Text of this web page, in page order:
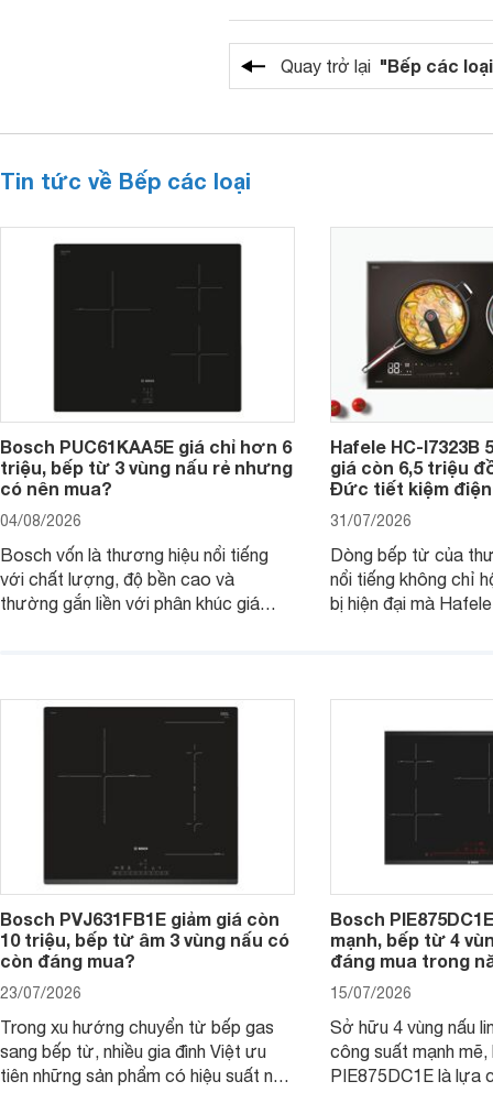
Quay trở lại "Bếp các
Tin tức về Bếp các loại
Bosch PUC61KAA5E giá chỉ hơn 6
triệu, bếp từ 3 vùng nấu rẻ nhưng
có nên mua?
04/08/2026
Bosch vốn là thương hiệu nổi tiếng
với chất lượng, độ bền cao và
thường gắn liền với phân khúc giá
đơn vị phân phối với mức giá khá dễ
tiếp cận, thu hút sự quan tâm của
Hafele HC-I7323B
giá còn 6,5 triệu
Đức tiết kiệm
31/07/2026
Dòng bếp từ của
nổi tiếng không chỉ
bị hiện đại mà
gia đình.
Bosch PVJ631FB1E giảm giá còn
10 triệu, bếp từ âm 3 vùng nấu có
còn đáng mua?
23/07/2026
Trong xu hướng chuyển từ bếp gas
sang bếp từ, nhiều gia đình Việt ưu
tiên những sản phẩm có hiệu suất nấu
Bosch
mạnh, bếp từ 4
đáng mua trong
15/07/2026
Sở hữu 4 vùng nấu
công suất mạnh
PIE875DC1E là lựa